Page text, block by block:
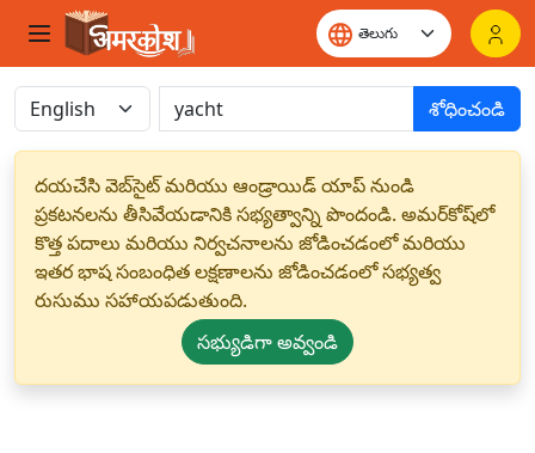
శోధించండి
దయచేసి వెబ్‌సైట్ మరియు ఆండ్రాయిడ్ యాప్ నుండి
ప్రకటనలను తీసివేయడానికి సభ్యత్వాన్ని పొందండి. అమర్‌కోష్‌లో
కొత్త పదాలు మరియు నిర్వచనాలను జోడించడంలో మరియు
ఇతర భాష సంబంధిత లక్షణాలను జోడించడంలో సభ్యత్వ
రుసుము సహాయపడుతుంది.
సభ్యుడిగా అవ్వండి